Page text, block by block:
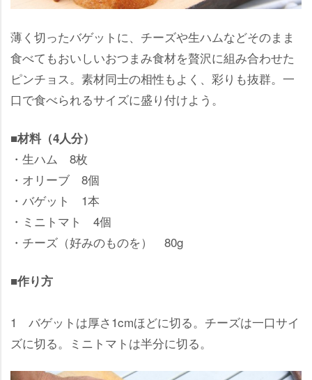
薄く切ったバゲットに、チーズや生ハムなどそのまま
食べてもおいしいおつまみ食材を贅沢に組み合わせた
ピンチョス。素材同士の相性もよく、彩りも抜群。一
口で食べられるサイズに盛り付けよう。
■材料（4人分）
・生ハム 8枚
・オリーブ 8個
・バゲット 1本
・ミニトマト 4個
・チーズ（好みのものを） 80g
■作り方
1 バゲットは厚さ1cmほどに切る。チーズは一口サイ
ズに切る。ミニトマトは半分に切る。